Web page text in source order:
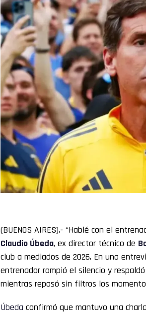
(BUENOS AIRES).- “Hablé con el
Claudio Úbeda, ex director técnico de
club a mediados de 2026. En una
entrenador rompió el silencio y
mientras repasó sin filtros los
Úbeda confirmó que mantuvo una